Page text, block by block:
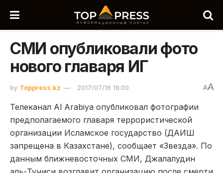
СМИ опубликовали фото
нового главаря ИГ
by Toppress.kz 2017/07/16 18:00 AA
Телеканал Al Arabiya опубликовал фотографии
предполагаемого главаря террористической
организации Исламское государство (ДАИШ
запрещена в Казахстане), сообщает «Звезда». По
данным ближневосточных СМИ, Джалалудин